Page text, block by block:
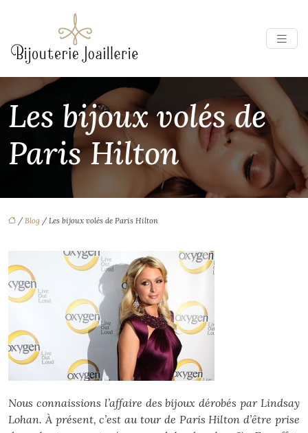
Les bijoux volés de
Paris Hilton
/ Blog / Les bijoux volés de Paris Hilton
Nous connaissions l’affaire des bijoux dérobés par Lindsay
Lohan. À présent, c’est au tour de Paris Hilton d’être prise